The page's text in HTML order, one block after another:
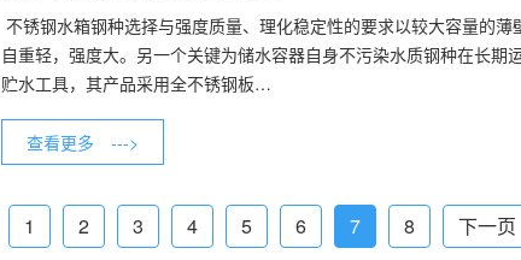
不锈钢水箱钢种选择与强度质量、理化稳定性的要求以较大容量的
自重轻，强度大。另一个关键为储水容器自身不污染水质钢种在长
贮水工具，其产品采用全不锈钢板…
查看更多 --->
1 2 3 4 5 6 7 8 下一页